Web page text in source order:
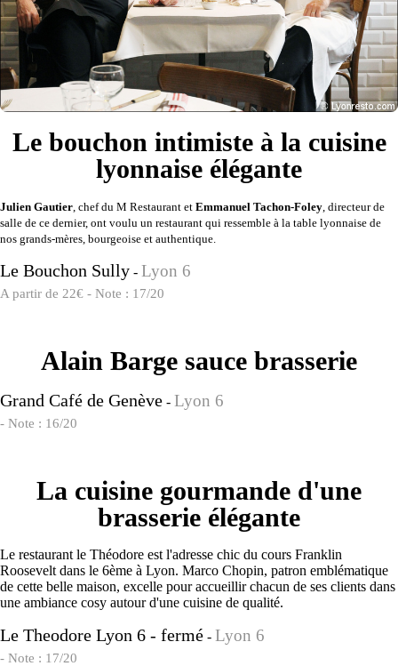
Le bouchon intimiste à la cuisine
lyonnaise élégante
Julien Gautier , chef du M Restaurant et Emmanuel Tachon-Foley , directeur de
salle de ce dernier, ont voulu un restaurant qui ressemble à la table lyonnaise de
nos grands-mères, bourgeoise et authentique.
Le Bouchon Sully - Lyon 6
A partir de 22€ - Note : 17/20
Alain Barge sauce brasserie
Grand Café de Genève - Lyon 6
- Note : 16/20
La cuisine gourmande d'une
brasserie élégante
Le restaurant le Théodore est l'adresse chic du cours Franklin
Roosevelt dans le 6ème à Lyon. Marco Chopin, patron emblématique
de cette belle maison, excelle pour accueillir chacun de ses clients dans
une ambiance cosy autour d'une cuisine de qualité.
Le Theodore Lyon 6 - fermé - Lyon 6
- Note : 17/20